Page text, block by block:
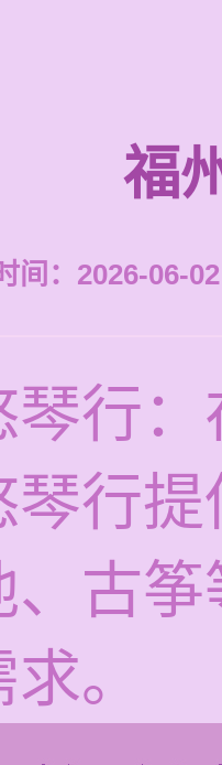
福
间：2026-06-
琴行
琴行
、古
。